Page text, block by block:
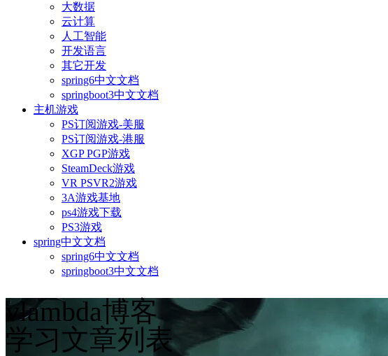
大数据
云计算
人工智能
开发语言
其它开发
spring6中文文档
springboot3中文文档
主机游戏
PS订阅游戏-美服
PS订阅游戏-港服
XGP PGP游戏
SteamDeck游戏
VR PSVR2游戏
3A游戏基地
ps4游戏下载
PS3游戏
spring中文文档
spring6中文文档
springboot3中文文档
vlambda博客
学习文章列表